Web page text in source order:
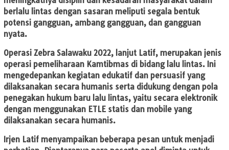
berlalu lintas dengan sasaran meliputi segala bentuk
potensi gangguan, ambang gangguan, dan gangguan
nyata.
Operasi Zebra Salawaku 2022, lanjut Latif, merupakan jenis
operasi pemeliharaan Kamtibmas di bidang lalu lintas. Ini
mengedepankan kegiatan edukatif dan persuasif yang
dilaksanakan secara humanis serta didukung dengan pola
penegakan hukum baru lalu lintas, yaitu secara elektronik
dengan menggunakan ETLE statis dan mobile yang
dilaksanakan secara humanis.
Irjen Latif menyampaikan beberapa pesan untuk menjadi